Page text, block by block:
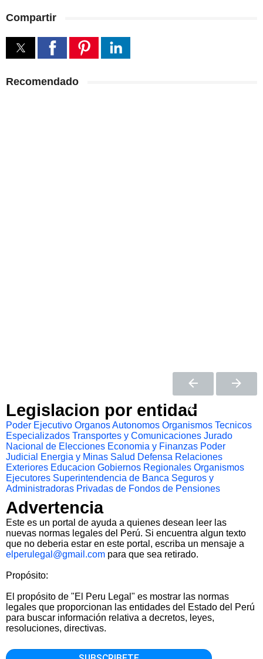
Compartir
Recomendado
Legislacion por entidad
Poder Ejecutivo Organos Autonomos Organismos Tecnicos
Especializados Transportes y Comunicaciones Jurado
Nacional de Elecciones Economia y Finanzas Poder
Judicial
Energia y Minas Salud Defensa Relaciones
Exteriores Educacion Gobiernos Regionales Organismos
Ejecutores Superintendencia de Banca Seguros y
Administradoras Privadas de Fondos de Pensiones
Advertencia
Este es un portal de ayuda a quienes desean leer las
nuevas normas legales del Perú. Si encuentra algun texto
que no deberia estar en este portal, escriba un mensaje a
elperulegal@gmail.com para que sea retirado.
Propósito:
El propósito de "El Peru Legal" es mostrar las normas
legales que proporcionan las entidades del Estado del Perú
para buscar información relativa a decretos, leyes,
resoluciones, directivas.